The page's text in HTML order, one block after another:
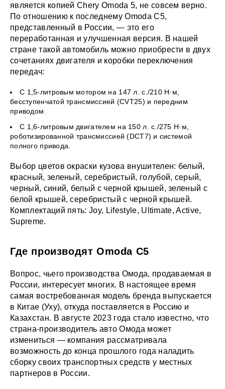
является копией Chery Omoda 5, не совсем верно.
По отношению к последнему Omoda C5,
представленный в России, — это его
переработанная и улучшенная версия. В нашей
стране такой автомобиль можно приобрести в двух
сочетаниях двигателя и коробки переключения
передач:
С 1,5-литровым мотором на 147 л. с./210 Н·м,
бесступенчатой трансмиссией (CVT25) и передним
приводом.
С 1,6-литровым двигателем на 150 л. с./275 Н·м,
роботизированной трансмиссией (DCT7) и системой
полного привода.
Выбор цветов окраски кузова внушителен: белый,
красный, зеленый, серебристый, голубой, серый,
черный, синий, белый с черной крышей, зеленый с
белой крышей, серебристый с черной крышей.
Комплектаций пять: Joy, Lifestyle, Ultimate, Active,
Supreme.
Где производят Omoda C5
Вопрос, чьего производства Омода, продаваемая в
России, интересует многих. В настоящее время
самая востребованная модель бренда выпускается
в Китае (Уху), откуда поставляется в Россию и
Казахстан. В августе 2023 года стало известно, что
страна-производитель авто Омода может
измениться — компания рассматривала
возможность до конца прошлого года наладить
сборку своих транспортных средств у местных
партнеров в России.